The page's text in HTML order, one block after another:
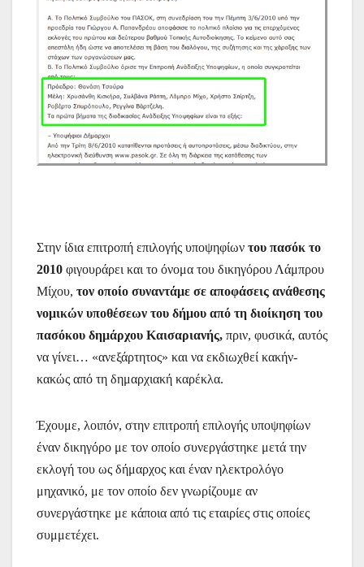
Στην ίδια επιτροπή επιλογής υποψηφίων του πασόκ το
2010 φιγουράρει και το όνομα του δικηγόρου Λάμπρου
Μίχου, τον οποίο συναντάμε σε αποφάσεις ανάθεσης
νομικών υποθέσεων του δήμου από τη διοίκηση του
πασόκου δημάρχου Καισαριανής, πριν, φυσικά, αυτός
να γίνει… «ανεξάρτητος» και να εκδιωχθεί κακήν-
κακώς από τη δημαρχιακή καρέκλα.
Έχουμε, λοιπόν, στην επιτροπή επιλογής υποψηφίων
έναν δικηγόρο με τον οποίο συνεργάστηκε μετά την
εκλογή του ως δήμαρχος και έναν ηλεκτρολόγο
μηχανικό, με τον οποίο δεν γνωρίζουμε αν
συνεργάστηκε με κάποια από τις εταιρίες στις οποίες
συμμετέχει.